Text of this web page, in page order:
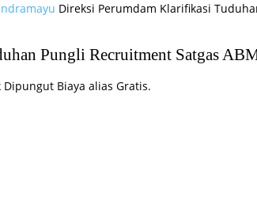
Direksi Perumdam Klarifikasi
Pungli Recruitment Satgas
Biaya alias Gratis.